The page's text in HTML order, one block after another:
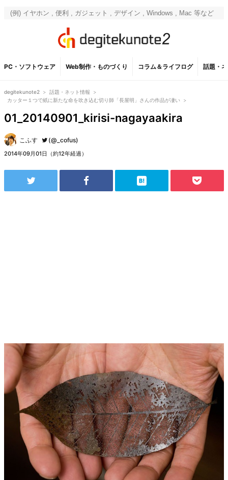
PC・ソフトウェア Web制作・ものづくり コラム＆ライフログ 話題・
degitekunote2 > 話題・ネット情報
>
カッター１つで紙に新たな命を吹き込む切り師「長屋明」さんの作品が凄い
>
01_20140901_kirisi-nagayaakira
こふす (@_cofus)
2014年09月01日（約12年経過）